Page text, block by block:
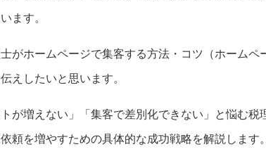
ます。
がホームページで集客する方法・コツ（ホームペ
えしたいと思います。
が増えない」「集客で差別化できない」と悩む税
頼を増やすための具体的な成功戦略を解説します